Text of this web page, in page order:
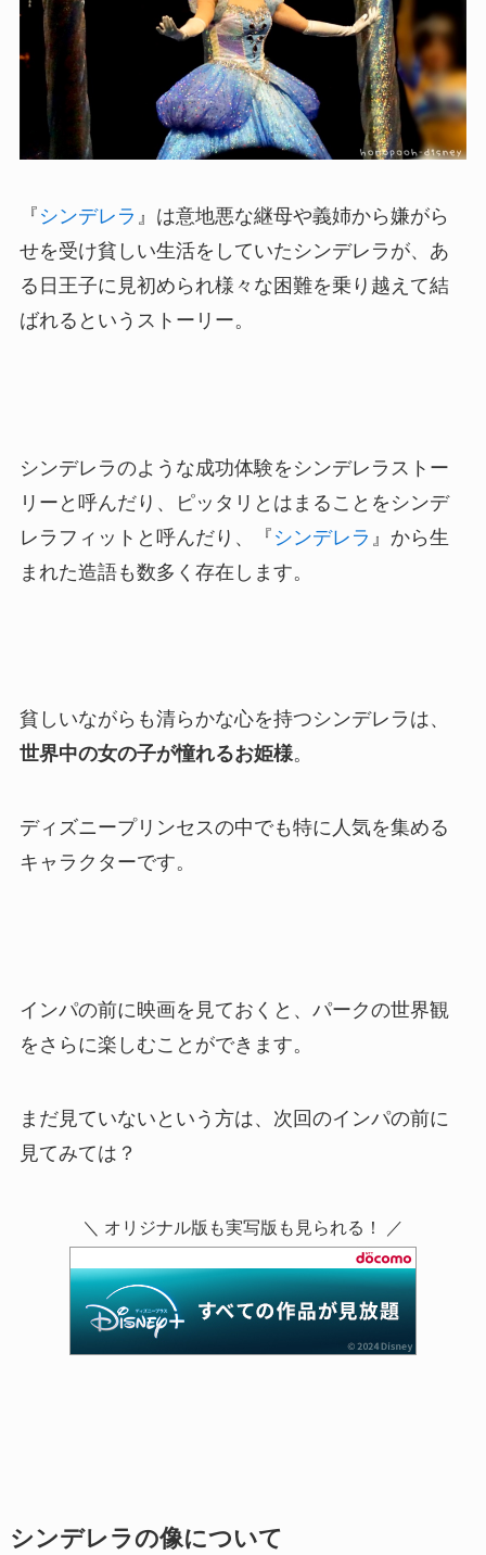
『 シンデレラ 』は意地悪な継母や義姉から嫌がら
せを受け貧しい生活をしていたシンデレラが、あ
る日王子に見初められ様々な困難を乗り越えて結
ばれるというストーリー。
シンデレラのような成功体験をシンデレラストー
リーと呼んだり、ピッタリとはまることをシンデ
レラフィットと呼んだり、『 シンデレラ 』から生
まれた造語も数多く存在します。
貧しいながらも清らかな心を持つシンデレラは、
世界中の女の子が憧れるお姫様。
ディズニープリンセスの中でも特に人気を集める
キャラクターです。
インパの前に映画を見ておくと、パークの世界観
をさらに楽しむことができます。
まだ見ていないという方は、次回のインパの前に
見てみては？
＼ オリジナル版も実写版も見られる！ ／
シンデレラの像について